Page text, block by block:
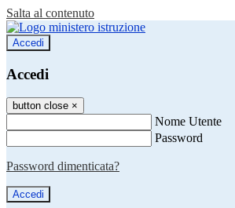
Salta al contenuto
Accedi
Accedi
button close ×
Nome Utente
Password
Password dimenticata?